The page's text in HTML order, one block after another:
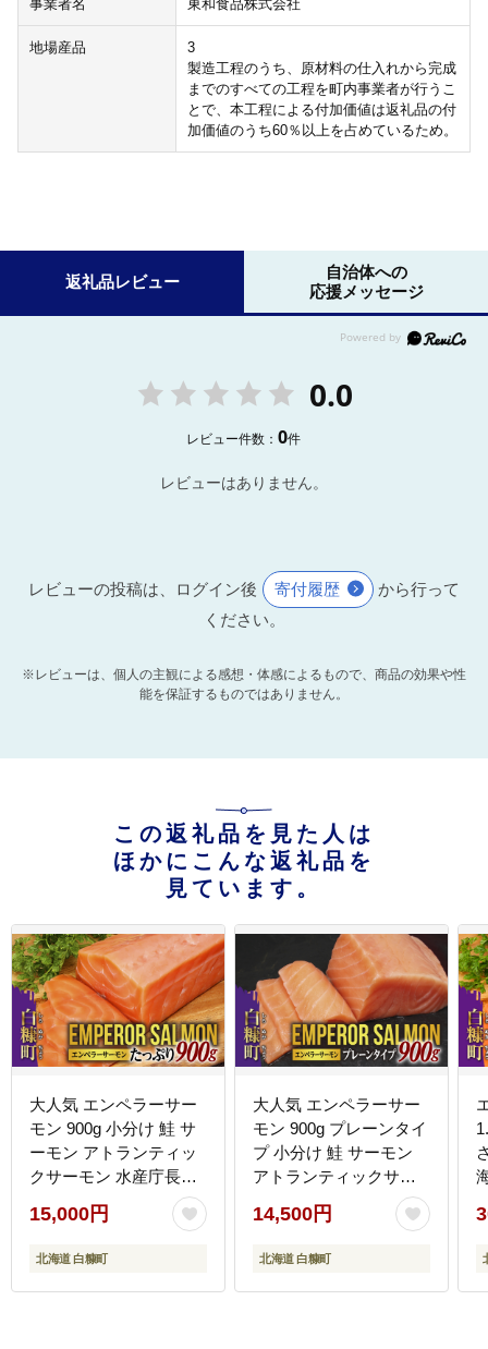
事業者名 東和食品株式会社
地場産品
3
製造工程のうち、原材料の仕入れから完成
までのすべての工程を町内事業者が行うこ
とで、本工程による付加価値は返礼品の付
加価値のうち60％以上を占めているため。
返礼品レビュー
自治体への
応援メッセージ
0.0
レビュー件数：0件
レビューはありません。
レビューの投稿は、ログイン後 寄付履歴
から行って
ください。
※レビューは、個人の主観による感想・体感によるもので、商品の効果や性
能を保証するものではありません。
この返礼品を見た人は
ほかにこんな返礼品を
見ています。
大人気 エンペラーサー
モン 900g 小分け 鮭 サ
ーモン アトランティッ
クサーモン 水産庁長官
賞 受賞 さけ シャケ し
ゃけ sake カルパッチョ
ソテー レアステーキ 人
贈答 生食用 刺身 お刺身
15,000円
北海道 白糠町
大人気 エンペラーサー
モン 900g プレーンタイ
プ 小分け 鮭 サーモン
アトランティックサー
モン 水産庁長官賞 受賞
さけ シャケ しゃけ
sake カルパッチョ ソテ
級 大満足 美味しい 贈答
14,500円
北海道 白糠町